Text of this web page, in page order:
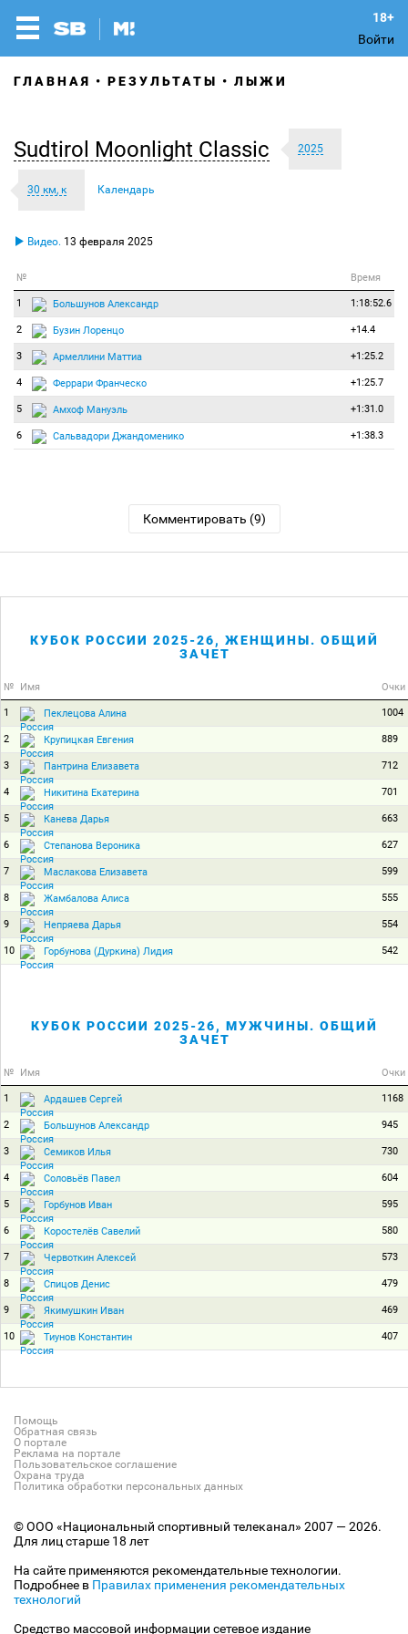
Войти
ГЛАВНАЯ РЕЗУЛЬТАТЫ ЛЫЖИ
Sudtirol Moonlight Classic 2025
30 км, к Календарь
Видео. 13 февраля 2025
№ Время
1 Большунов Александр 1:18:52.6
2 Бузин Лоренцо +14.4
3 Армеллини Маттиа +1:25.2
4 Феррари Франческо +1:25.7
5 Амхоф Мануэль +1:31.0
6 Сальвадори Джандоменико +1:38.3
Комментировать (9)
КУБОК РОССИИ 2025-26, ЖЕНЩИНЫ. ОБЩИЙ
ЗАЧЕТ
№ Имя Очки
1 Пеклецова Алина 1004
2 Крупицкая Евгения 889
3 Пантрина Елизавета 712
4 Никитина Екатерина 701
5 Канева Дарья 663
6 Степанова Вероника 627
7 Маслакова Елизавета 599
8 Жамбалова Алиса 555
9 Непряева Дарья 554
10 Горбунова (Дуркина) Лидия 542
КУБОК РОССИИ 2025-26, МУЖЧИНЫ. ОБЩИЙ
ЗАЧЕТ
№ Имя Очки
1 Ардашев Сергей 1168
2 Большунов Александр 945
3 Семиков Илья 730
4 Соловьёв Павел 604
5 Горбунов Иван 595
6 Коростелёв Савелий 580
7 Червоткин Алексей 573
8 Спицов Денис 479
9 Якимушкин Иван 469
10 Тиунов Константин 407
Помощь
Обратная связь
О портале
Реклама на портале
Пользовательское соглашение
Охрана труда
Политика обработки персональных данных
© ООО «Национальный спортивный телеканал» 2007 — 2026.
Для лиц старше 18 лет
На сайте применяются рекомендательные технологии.
Подробнее в Правилах применения рекомендательных
технологий
Средство массовой информации сетевое издание